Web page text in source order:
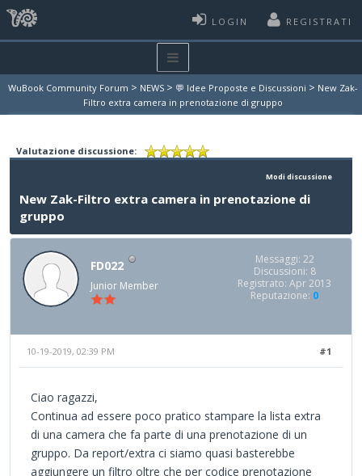
LOGIN REGISTRATI
WuBook Community Forum > NEWS > 💬 Idee Proposte e Discussioni > New Zak-
Filtro extra camera in prenotazione di gruppo
Valutazione discussione:
Modi discussione
New Zak-Filtro extra camera in prenotazione di
gruppo
FD022
Junior Member
Messaggi: 22
Discussioni: 8
Registrato: Apr 2013
Reputazione: 0
#1
10-19-2019, 02:39 PM
Ciao ragazzi,
Continua ad essere poco pratico stampare la lista extra
di una camera che fa parte di una prenotazione di un
gruppo. Da report/extra ci siamo quasi basterebbe
aggiungere un filtro oltre che per codice prenotazione